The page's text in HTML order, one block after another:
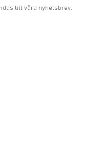
till våra nyhetsbrev.